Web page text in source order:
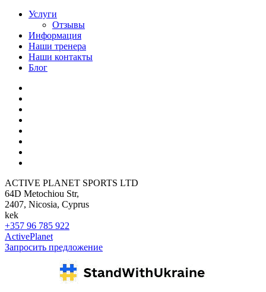
Услуги
Отзывы
Информация
Наши тренера
Наши контакты
Блог
ACTIVE PLANET SPORTS LTD
64D Metochiou Str,
2407, Nicosia, Cyprus
kek
+357 96 785 922
ActivePlanet
Запросить предложение